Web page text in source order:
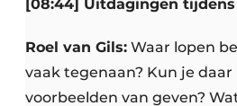
[08:44] Uitdagingen
Roel van Gils: Waar lopen
vaak tegenaan? Kun je
voorbeelden van geven?